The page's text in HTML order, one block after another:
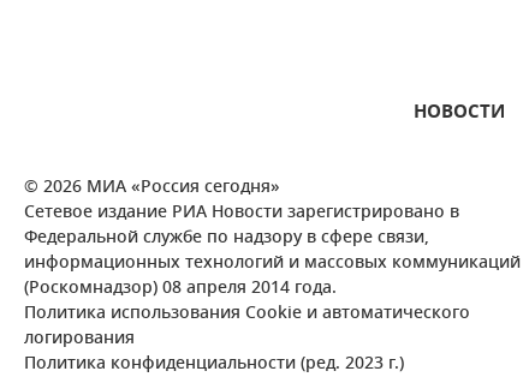
НОВОСТИ
© 2026 МИА «Россия сегодня»
Сетевое издание РИА Новости зарегистрировано в
Федеральной службе по надзору в сфере связи,
информационных технологий и массовых коммуникаций
(Роскомнадзор) 08 апреля 2014 года.
Политика использования Cookie и автоматического
логирования
Политика конфиденциальности (ред. 2023 г.)